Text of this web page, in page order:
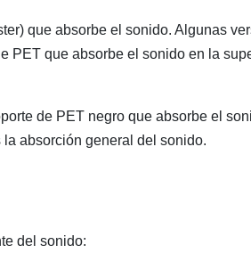
que absorbe el sonido. Algunas
PET que absorbe el sonido en la
de PET negro que absorbe el
absorción general del sonido.
del sonido: